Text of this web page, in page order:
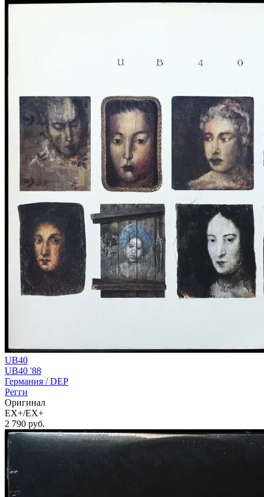
UB40
UB40 '88
Германия /DEP
Регги
Оригинал
EX+/EX+
2 790 руб.